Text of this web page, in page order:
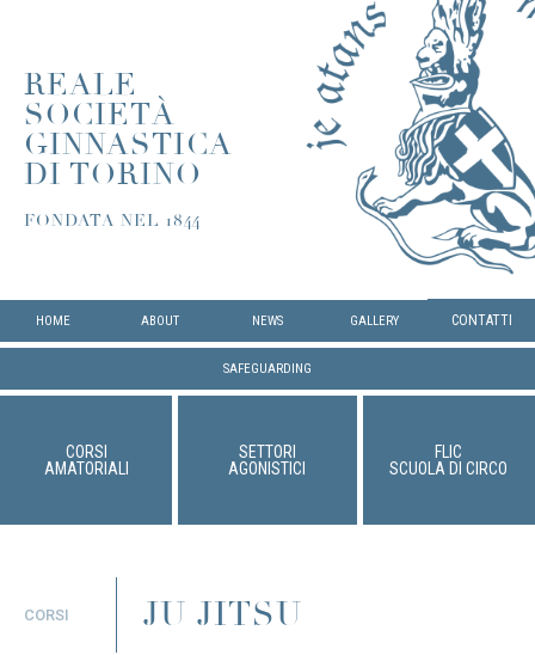
REALE
SOCIETÀ
GINNASTICA
DI TORINO
FONDATA NEL 1844
HOME ABOUT NEWS GALLERY CONTATTI
SAFEGUARDING
CORSI
AMATORIALI
SETTORI
AGONISTICI
FLIC
SCUOLA DI CIRCO
CORSI JU JITSU